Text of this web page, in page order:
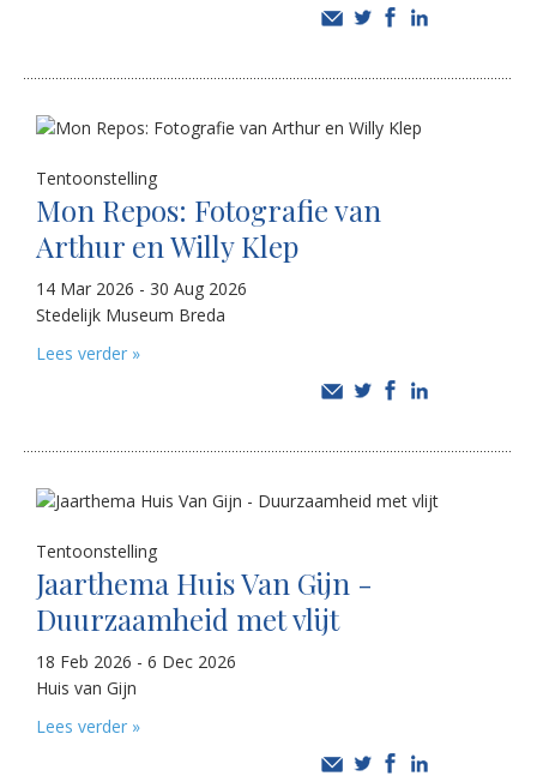
Tentoonstelling
Mon Repos: Fotografie van
Arthur en Willy Klep
14 Mar 2026 - 30 Aug 2026
Stedelijk Museum Breda
Lees verder »
Tentoonstelling
Jaarthema Huis Van Gijn -
Duurzaamheid met vlijt
18 Feb 2026 - 6 Dec 2026
Huis van Gijn
Lees verder »